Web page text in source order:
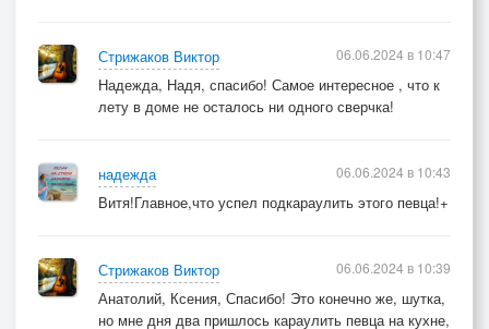
Стрижаков Виктор
Надежда, Надя, спасибо! Самое интересное , что к
лету в доме не осталось ни одного сверчка!
06.06.2024 в 10:47
надежда
Витя!Главное,что успел подкараулить этого певца!+
06.06.2024 в 10:43
Стрижаков Виктор
Анатолий, Ксения, Спасибо! Это конечно же, шутка,
но мне дня два пришлось караулить певца на кухне,
06.06.2024 в 10:39